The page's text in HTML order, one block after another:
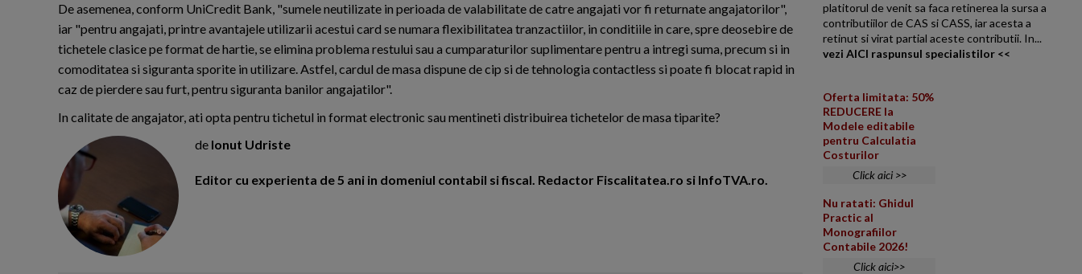
De asemenea, conform UniCredit Bank, "sumele neutilizate in perioada de valabilitate de catre angajati vor fi returnate angajatorilor",
iar "pentru angajati, printre avantajele utilizarii acestui card se numara flexibilitatea tranzactiilor, in conditiile in care, spre deosebire de
tichetele clasice pe format de hartie, se elimina problema restului sau a cumparaturilor suplimentare pentru a intregi suma, precum si in
comoditatea si siguranta sporite in utilizare. Astfel, cardul de masa dispune de cip si de tehnologia contactless si poate fi blocat rapid in
caz de pierdere sau furt, pentru siguranta banilor angajatilor".
In calitate de angajator, ati opta pentru tichetul in format electronic sau mentineti distribuirea tichetelor de masa tiparite?
de Ionut Udriste
Editor cu experienta de 5 ani in domeniul contabil si fiscal. Redactor Fiscalitatea.ro si InfoTVA.ro.
platitorul de venit sa faca retinerea la sursa a
contributiilor de CAS si CASS, iar acesta a
retinut si virat partial aceste contributii. In...
vezi AICI raspunsul specialistilor <<
Oferta limitata: 50%
REDUCERE la
Modele editabile
pentru Calculatia
Costurilor
Click aici >>
Nu ratati: Ghidul
Practic al
Monografiilor
Contabile 2026!
Click aici>>